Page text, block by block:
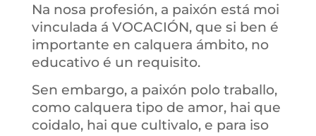
Na nosa profesión, a paixón está moi
vinculada á VOCACIÓN, que si ben é
importante en calquera ámbito, no
educativo é un requisito.
Sen embargo, a paixón polo traballo,
como calquera tipo de amor, hai que
coidalo, hai que cultivalo, e para iso